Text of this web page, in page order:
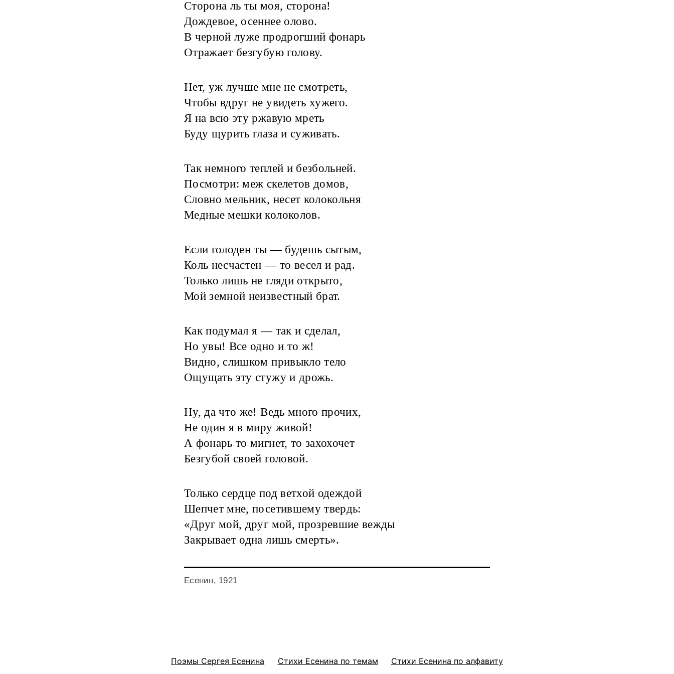
Сторона ль ты моя, сторона!
Дождевое, осеннее олово.
В черной луже продрогший фонарь
Отражает безгубую голову.
Нет, уж лучше мне не смотреть,
Чтобы вдруг не увидеть хужего.
Я на всю эту ржавую мреть
Буду щурить глаза и суживать.
Так немного теплей и безбольней.
Посмотри: меж скелетов домов,
Словно мельник, несет колокольня
Медные мешки колоколов.
Если голоден ты — будешь сытым,
Коль несчастен — то весел и рад.
Только лишь не гляди открыто,
Мой земной неизвестный брат.
Как подумал я — так и сделал,
Но увы! Все одно и то ж!
Видно, слишком привыкло тело
Ощущать эту стужу и дрожь.
Ну, да что же! Ведь много прочих,
Не один я в миру живой!
А фонарь то мигнет, то захохочет
Безгубой своей головой.
Только сердце под ветхой одеждой
Шепчет мне, посетившему твердь:
«Друг мой, друг мой, прозревшие вежды
Закрывает одна лишь смерть».
Есенин, 1921
Поэмы Сергея Есенина Стихи Есенина по темам Стихи Есенина по алфавиту